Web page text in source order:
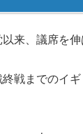
来、議席を伸
戦までのイ